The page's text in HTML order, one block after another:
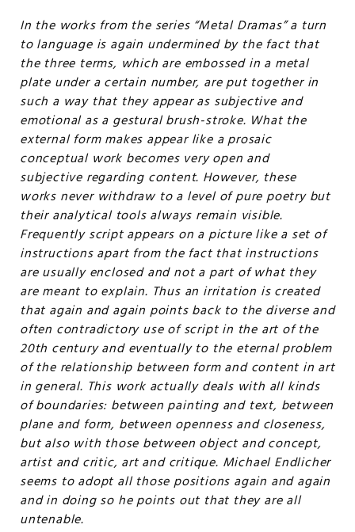
In the works from the series “Metal Dramas” a turn
to language is again undermined by the fact that
the three terms, which are embossed in a metal
plate under a certain number, are put together in
such a way that they appear as subjective and
emotional as a gestural brush-stroke. What the
external form makes appear like a prosaic
conceptual work becomes very open and
subjective regarding content. However, these
works never withdraw to a level of pure poetry but
their analytical tools always remain visible.
Frequently script appears on a picture like a set of
instructions apart from the fact that instructions
are usually enclosed and not a part of what they
are meant to explain. Thus an irritation is created
that again and again points back to the diverse and
often contradictory use of script in the art of the
20th century and eventually to the eternal problem
of the relationship between form and content in art
in general. This work actually deals with all kinds
of boundaries: between painting and text, between
plane and form, between openness and closeness,
but also with those between object and concept,
artist and critic, art and critique. Michael Endlicher
seems to adopt all those positions again and again
and in doing so he points out that they are all
untenable.